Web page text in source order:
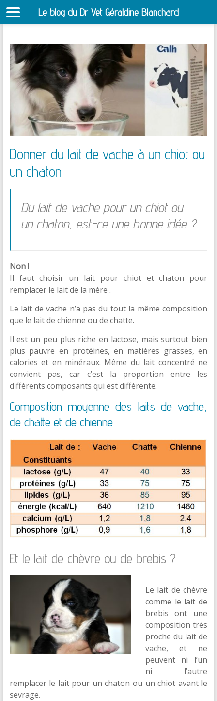
contenu
Donner du lait de vache à un chiot ou
un chaton
Du lait de vache pour un chiot ou
un chaton, est-ce une bonne idée ?
Non !
Il faut choisir un lait pour chiot et chaton pour
remplacer le lait de la mère .
Le lait de vache n’a pas du tout la même composition
que le lait de chienne ou de chatte.
Il est un peu plus riche en lactose, mais surtout bien
plus pauvre en protéines, en matières grasses, en
calories et en minéraux. Même du lait concentré ne
convient pas, car c’est la proportion entre les
différents composants qui est différente.
Composition moyenne des laits de vache,
de chatte et de chienne
Et le lait de chèvre ou de brebis ?
Le lait de chèvre
comme le lait de
brebis ont une
composition très
proche du lait de
vache, et ne
peuvent ni l’un
ni l’autre
remplacer le lait pour un chaton ou un chiot avant le
sevrage.
Le blog du Dr Vet Géraldine Blanchard